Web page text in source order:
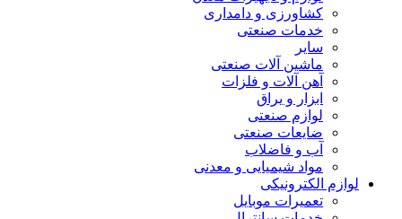
کشاورزی و دامداری
خدمات صنعتی
سایر
ماشین آلات صنعتی
آهن آلات و فلزات
ابزار و یراق
لوازم صنعتی
ضایعات صنعتی
آب و فاضلاب
مواد شیمیایی و معدنی
لوازم الکترونیکی
تعمیرات موبایل